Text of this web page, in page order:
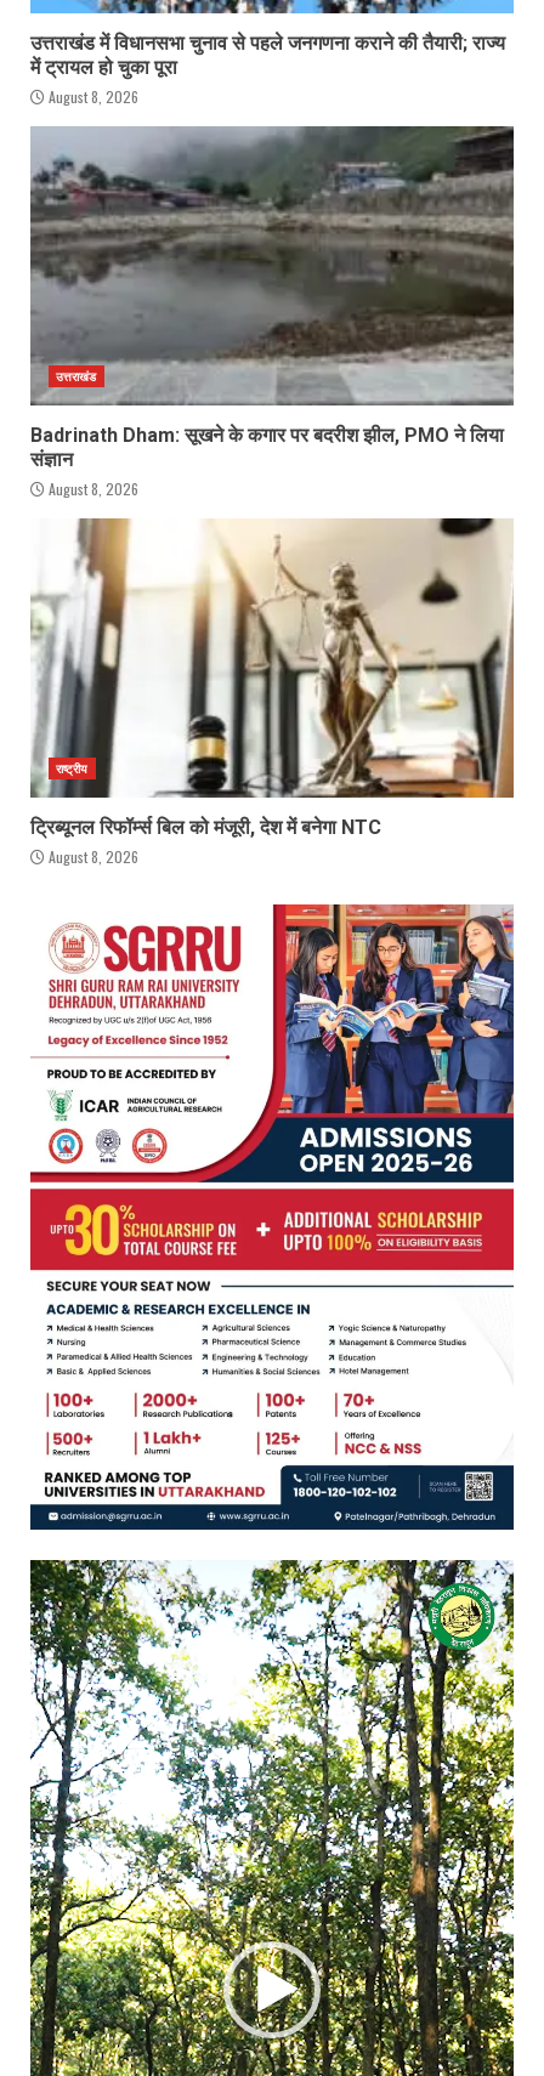
उत्तराखंड में विधानसभा चुनाव से पहले जनगणना कराने की तैयारी; राज्य
में ट्रायल हो चुका पूरा
August 8, 2026
उत्तराखंड
Badrinath Dham: सूखने के कगार पर बदरीश झील, PMO ने लिया
संज्ञान
August 8, 2026
राष्ट्रीय
ट्रिब्यूनल रिफॉर्म्स बिल को मंजूरी, देश में बनेगा NTC
August 8, 2026
Video
Player